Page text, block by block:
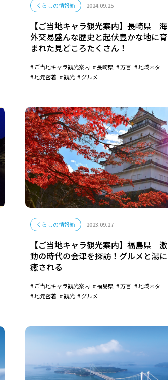
くらしの情報箱 2024.09.25
【ご当地キャラ観光案内】長崎県 海
外交易盛んな歴史と起伏豊かな地に育
まれた見どころたくさん！
ご当地キャラ観光案内 長崎県 方言
地域ネタ
地元密着
観光 グルメ
くらしの情報箱 2023.09.27
【ご当地キャラ観光案内】福島県 激
動の時代の会津を探訪！グルメと湯に
癒される
ご当地キャラ観光案内 福島県 方言
地域ネタ
地元密着
観光 グルメ